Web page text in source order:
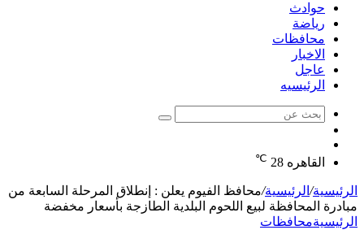
حوادث
رياضة
محافظات
الاخبار
عاجل
الرئيسيه
بحث
عشوائي
القاهره 28
℃
الرئيسية/ الرئيسية/محافظ الفيوم يعلن : إنطلاق المرحلة السابعة من
مبادرة المحافظة لبيع اللحوم البلدية الطازجة بأسعار مخفضة
الرئيسيةمحافظات